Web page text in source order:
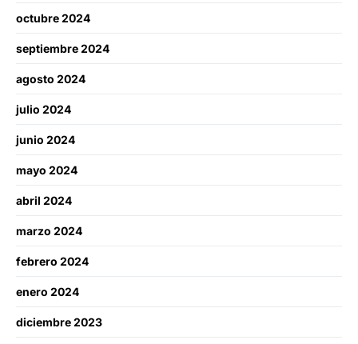
octubre 2024
septiembre 2024
agosto 2024
julio 2024
junio 2024
mayo 2024
abril 2024
marzo 2024
febrero 2024
enero 2024
diciembre 2023